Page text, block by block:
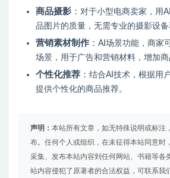
商品摄影 ： 对于小型电商卖家，用
品图片的质量，无需专业的摄影设备
营销素材制作 ： AI场景功能，商家
场景，用于广告和营销材料，增加商
个性化推荐 ： 结合AI技术，根据用
提供个性化的商品推荐。
声明： 本站所有文章，如无特殊说明或标注
布。任何个人或组织，在未征得本站同意时
采集、发布本站内容到任何网站、书籍等各
站内容侵犯了原著者的合法权益，可联系我